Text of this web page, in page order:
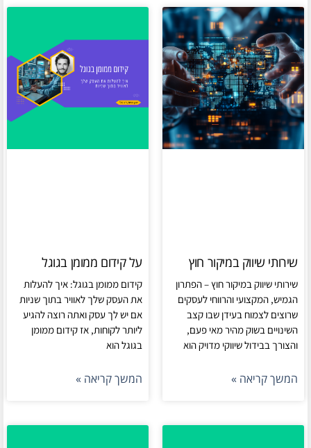
שירותי שיווק במיקור חוץ
שירותי שיווק במיקור חוץ – הפתרון
הגמיש, המקצועי והרווחי לעסקים
שרוצים לצמוח בעידן שבו קצב
השינויים בשוק מהיר מאי פעם,
והצורך בבידול שיווקי מדויק הוא
המשך קריאה »
על קידום ממומן בגוגל
קידום ממומן בגוגל: איך להעלות
את העסק שלך לאוויר בתוך שניות
אם יש לך עסק ואתה רוצה להגיע
ליותר לקוחות, אז קידום ממומן
בגוגל הוא
המשך קריאה »